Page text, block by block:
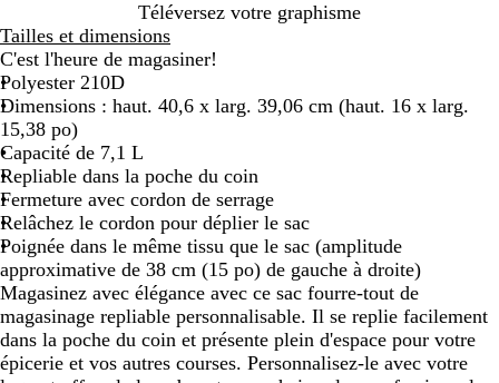
l
e
u
o
u
g
e
a
u
v
e
r
i
s
e
r
t
Téléversez votre graphisme
Tailles et dimensions
C'est l'heure de magasiner!
Polyester 210D
Dimensions : haut. 40,6 x larg. 39,06 cm (haut. 16 x larg.
15,38 po)
Capacité de 7,1 L
Repliable dans la poche du coin
Fermeture avec cordon de serrage
Relâchez le cordon pour déplier le sac
Poignée dans le même tissu que le sac (amplitude
approximative de 38 cm (15 po) de gauche à droite)
Magasinez avec élégance avec ce sac fourre-tout de
magasinage repliable personnalisable. Il se replie facilement
dans la poche du coin et présente plein d'espace pour votre
épicerie et vos autres courses. Personnalisez-le avec votre